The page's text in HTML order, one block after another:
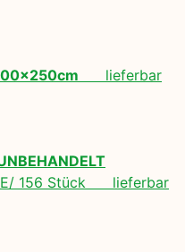
lieferbar
156 Stück lieferbar